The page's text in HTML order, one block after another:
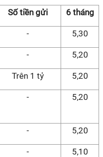
Số tiền gửi 6 tháng
- 5,30
- 5,20
Trên 1 tỷ 5,20
- 5,20
- 5,20
- 5,10